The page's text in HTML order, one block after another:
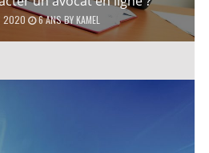
2020 6 ANSBYKAMEL